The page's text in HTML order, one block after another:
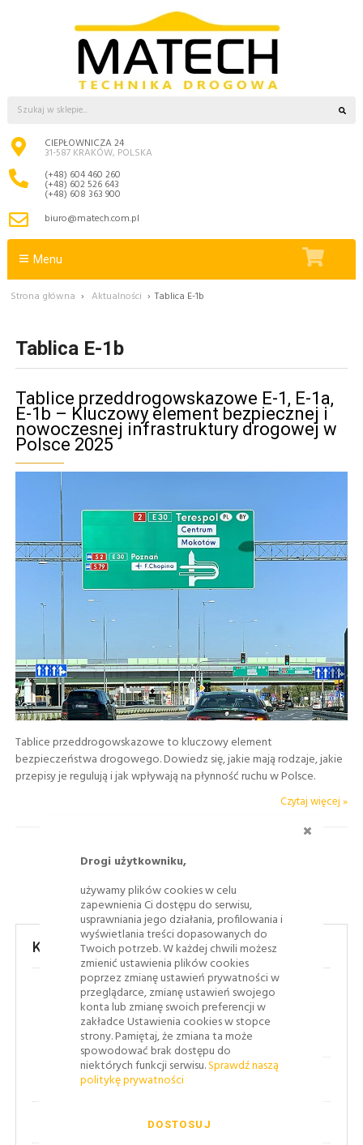
Drogi użytkowniku,
używamy plików cookies w celu
zapewnienia Ci dostępu do serwisu,
usprawniania jego działania, profilowania i
wyświetlania treści dopasowanych do
Twoich potrzeb. W każdej chwili możesz
zmienić ustawienia plików cookies
poprzez zmianę ustawień prywatności w
przeglądarce, zmianę ustawień swojego
konta lub zmianę swoich preferencji w
zakładce Ustawienia cookies w stopce
strony. Pamiętaj, że zmiana ta może
spowodować brak dostępu do
niektórych funkcji serwisu.Sprawdź naszą
politykę prywatności
DOSTOSUJ
CIEPŁOWNICZA 24
31-587 KRAKÓW, POLSKA
(+48) 604 460 260
(+48) 602 526 643
(+48) 608 363 900
biuro@matech.com.pl
Menu
Strona główna › Aktualności › Tablica E-1b
Tablica E-1b
Tablice przeddrogowskazowe E-1, E-1a,
E-1b – Kluczowy element bezpiecznej i
nowoczesnej infrastruktury drogowej w
Polsce 2025
Tablice przeddrogowskazowe to kluczowy element
bezpieczeństwa drogowego. Dowiedz się, jakie mają rodzaje, jakie
przepisy je regulują i jak wpływają na płynność ruchu w Polsce.
Czytaj więcej »
Kategorie
Bezpieczeństwo ruchu drogowego (43)
Jak to się robi(8)
Oznakowanie poziome(1)